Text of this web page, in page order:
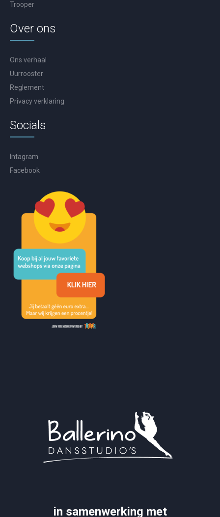
Trooper
Over ons
Ons verhaal
Uurrooster
Reglement
Privacy verklaring
Socials
Intagram
Facebook
in samenwerking met